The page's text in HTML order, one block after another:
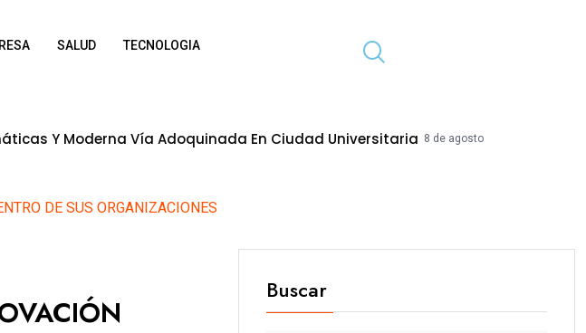
SALUD TECNOLOGIA
Vía Adoquinada En Ciudad Universitaria 8 de agosto de 2026 MPT Mejorará
DE SUS ORGANIZACIONES
Buscar